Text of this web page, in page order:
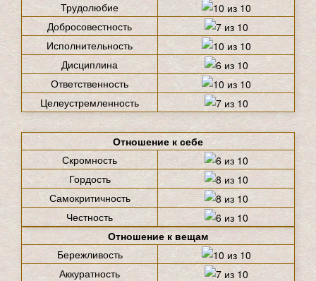
Трудолюбие
Добросовестность
Исполнительность
Дисциплина
Ответственность
Целеустремленность
Отношение к себе
Скромность
Гордость
Самокритичность
Честность
Отношение к вещам
Бережливость
Аккуратность